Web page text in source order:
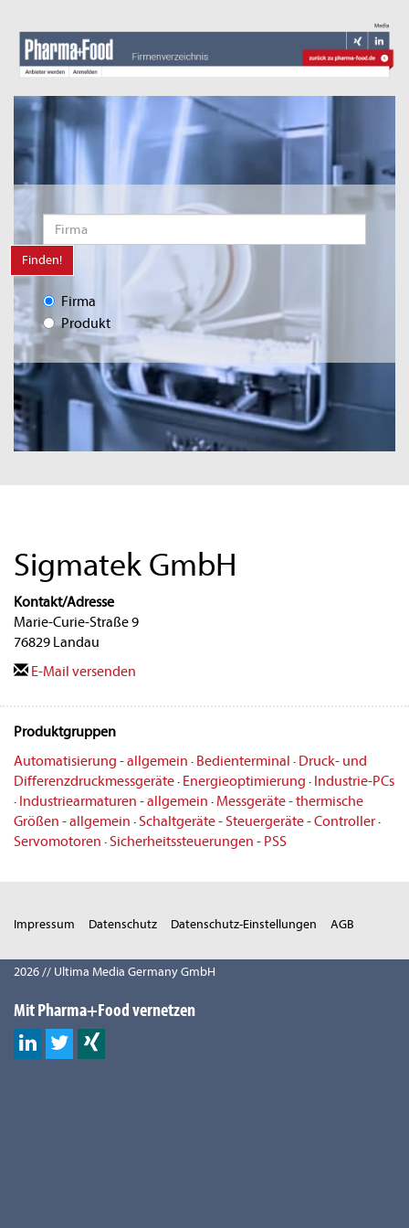
Finden!
Firma
Produkt
Sigmatek GmbH
Kontakt/Adresse
Marie-Curie-Straße 9
76829 Landau
E-Mail versenden
Produktgruppen
Automatisierung - allgemein · Bedienterminal · Druck- und
Differenzdruckmessgeräte· Energieoptimierung · Industrie-PCs
· Industriearmaturen - allgemein · Messgeräte - thermische
Größen - allgemein · Schaltgeräte - Steuergeräte - Controller·
Servomotoren · Sicherheitssteuerungen - PSS
Impressum Datenschutz Datenschutz-Einstellungen AGB
2026 // Ultima Media Germany GmbH
Mit Pharma+Food vernetzen